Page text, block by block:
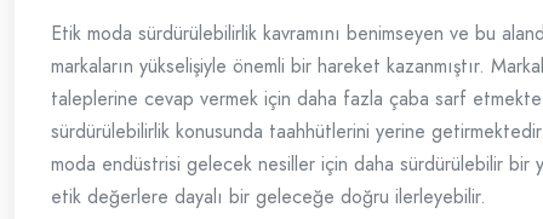
Etik moda sürdürülebilirlik kavramını benimseyen ve bu
markaların yükselişiyle önemli bir hareket kazanmıştır.
taleplerine cevap vermek için daha fazla çaba sarf
sürdürülebilirlik konusunda taahhütlerini yerine
moda endüstrisi gelecek nesiller için daha sürdürülebilir bir
etik değerlere dayalı bir geleceğe doğru ilerleyebilir.